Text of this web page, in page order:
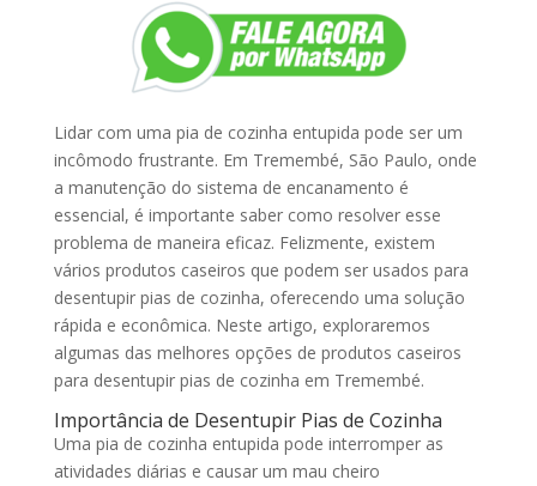
Lidar com uma pia de cozinha entupida pode ser um
incômodo frustrante. Em Tremembé, São Paulo, onde
a manutenção do sistema de encanamento é
essencial, é importante saber como resolver esse
problema de maneira eficaz. Felizmente, existem
vários produtos caseiros que podem ser usados para
desentupir pias de cozinha, oferecendo uma solução
rápida e econômica. Neste artigo, exploraremos
algumas das melhores opções de produtos caseiros
para desentupir pias de cozinha em Tremembé.
Importância de Desentupir Pias de Cozinha
Uma pia de cozinha entupida pode interromper as
atividades diárias e causar um mau cheiro